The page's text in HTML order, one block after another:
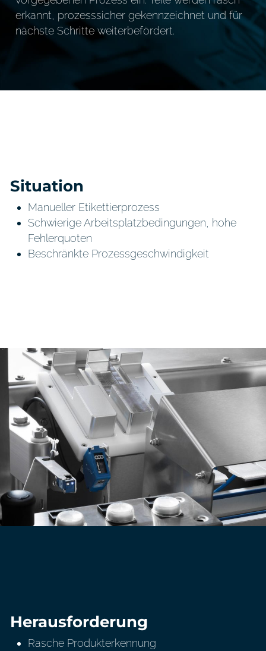
erkannt, prozesssicher gekennzeichnet und für
nächste Schritte weiterbefördert.
Situation
Manueller Etikettierprozess
Schwierige Arbeitsplatzbedingungen, hohe
Fehlerquoten
Beschränkte Prozessgeschwindigkeit
Herausforderung
Rasche Produkterkennung